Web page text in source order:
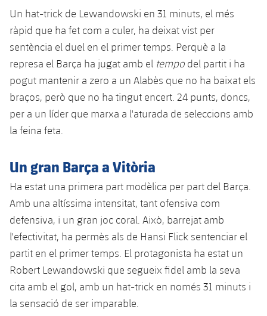
Accessibilitat
Acreditacions
Instal·lacions
SUB8 B
Fotos
Història
Palmarès
Fotos
Infantil A
Infantil B
Resultats
Classificació
Jugadors
Palmarès
Història
Calendari
Jugadors
Classificació
Actualitat
Juvenil
Infantil
Campus Verano
PLUSICON
MÉS
Primer equip
plusicon
més
Actualitat
Entrades
Resultats
Classificació
Jugadors
Fotos
Barça Atlètic
plusicon
més
Calendari
Resultats
Jugadors
Classificació
plusicon
més
Actualitat
Barça C
Junior
Juvenil
Infantil
Campus Estiu
PLUSICON
MÉS
Informació general
plusicon
més
Notícies
Atletisme
plusicon
més
Un hat-trick de Lewandowski en 31 minuts, el més
ràpid que ha fet com a culer, ha deixat vist per
sentència el duel en el primer temps. Perquè a la
represa el Barça ha jugat amb el tempo del partit i ha
pogut mantenir a zero a un Alabès que no ha baixat els
braços, però que no ha tingut encert. 24 punts, doncs,
per a un líder que marxa a l'aturada de seleccions amb
la feina feta.
Un gran Barça a Vitòria
Ha estat una primera part modèlica per part del Barça.
Amb una altíssima intensitat, tant ofensiva com
defensiva, i un gran joc coral. Això, barrejat amb
l'efectivitat, ha permès als de Hansi Flick sentenciar el
partit en el primer temps. El protagonista ha estat un
Robert Lewandowski que segueix fidel amb la seva
cita amb el gol, amb un hat-trick en només 31 minuts i
la sensació de ser imparable.